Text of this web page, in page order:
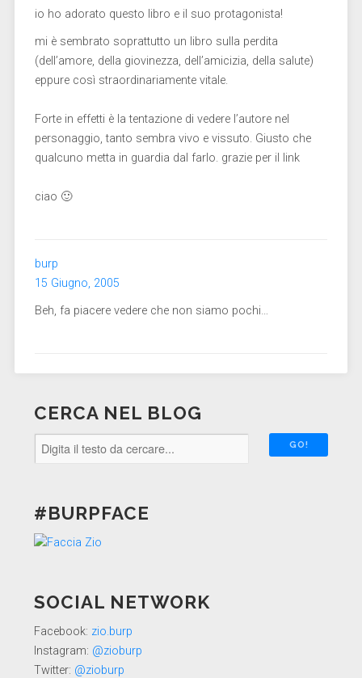
io ho adorato questo libro e il suo protagonista!
mi è sembrato soprattutto un libro sulla perdita
(dell’amore, della giovinezza, dell’amicizia, della salute)
eppure così straordinariamente vitale.
Forte in effetti è la tentazione di vedere l’autore nel
personaggio, tanto sembra vivo e vissuto. Giusto che
qualcuno metta in guardia dal farlo. grazie per il link
ciao 🙂
burp
15 Giugno, 2005
Beh, fa piacere vedere che non siamo pochi…
CERCA NEL BLOG
#BURPFACE
SOCIAL NETWORK
Facebook: zio.burp
Instagram: @zioburp
Twitter: @zioburp